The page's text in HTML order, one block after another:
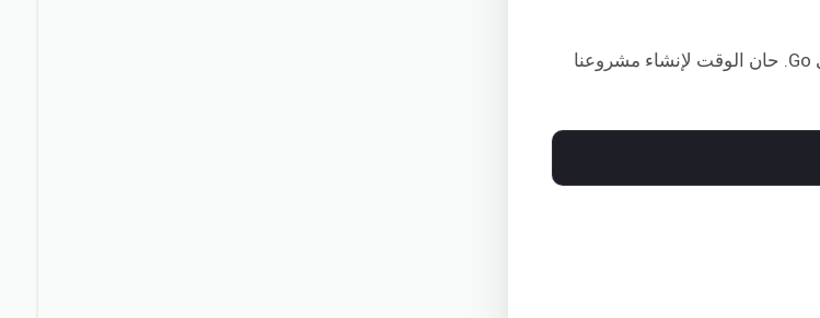
يحتوي نظامنا على جميع الأدوات اللازمة لبدء تطوير التطبيقات في Go. حان الوقت لإنشاء مشروعنا